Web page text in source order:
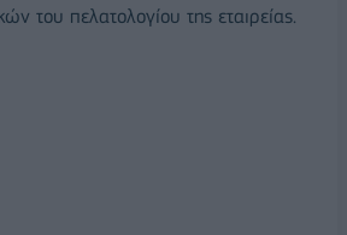
του πελατολογίου της εταιρείας.